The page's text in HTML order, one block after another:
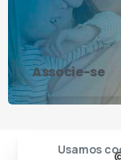
Associe-se
Usamos